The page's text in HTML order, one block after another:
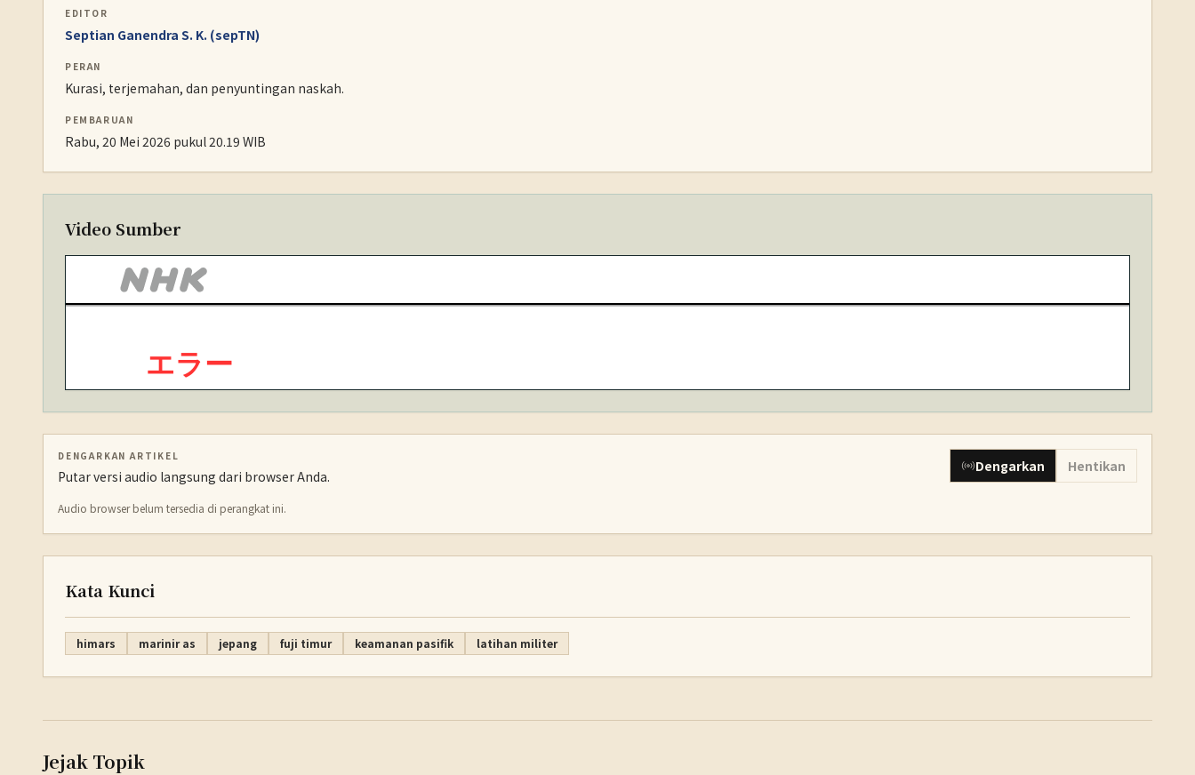
EDITOR
Septian Ganendra S. K. (sepTN)
PERAN
Kurasi, terjemahan, dan penyuntingan naskah.
PEMBARUAN
Rabu, 20 Mei 2026 pukul 20.19 WIB
Video Sumber
DENGARKAN ARTIKEL
Putar versi audio langsung dari browser Anda.
Dengarkan Hentikan
Audio browser belum tersedia di perangkat ini.
Kata Kunci
himars marinir as jepang fuji timur keamanan pasifik latihan militer
Jejak Topik